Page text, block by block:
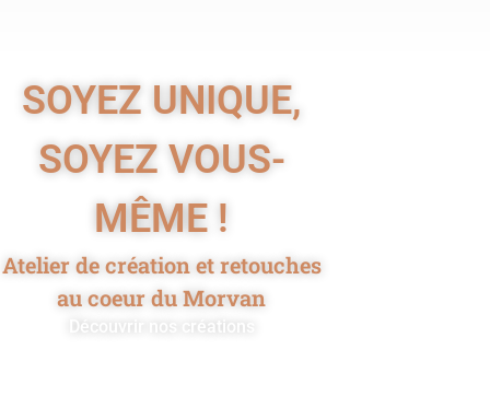
SOYEZ UNIQUE,
SOYEZ VOUS-
MÊME !
Atelier de création et retouches
au coeur du Morvan
Découvrir nos créations